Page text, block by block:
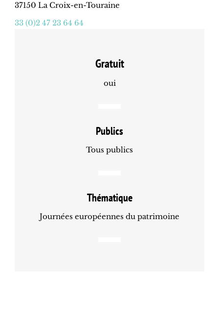
37150 La Croix-en-Touraine
33 (0)2 47 23 64 64
Gratuit
oui
Publics
Tous publics
Thématique
Journées européennes du patrimoine